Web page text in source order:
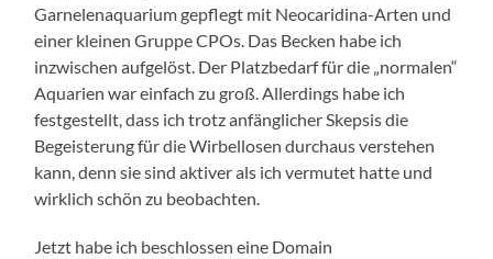
Garnelenaquarium gepflegt mit Neocaridina-Arten und
einer kleinen Gruppe CPOs. Das Becken habe ich
inzwischen aufgelöst. Der Platzbedarf für die „normalen“
Aquarien war einfach zu groß. Allerdings habe ich
festgestellt, dass ich trotz anfänglicher Skepsis die
Begeisterung für die Wirbellosen durchaus verstehen
kann, denn sie sind aktiver als ich vermutet hatte und
wirklich schön zu beobachten.
Jetzt habe ich beschlossen eine Domain